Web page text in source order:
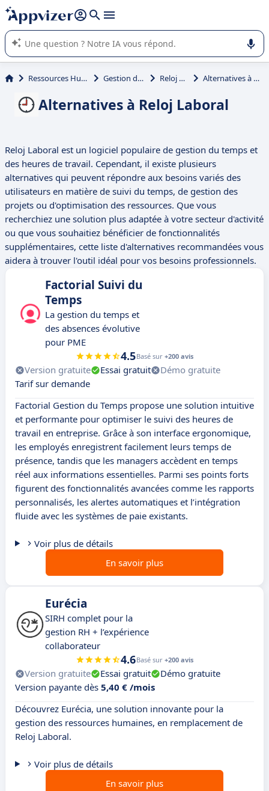
répondre (plusieurs lignes avec
L'IA de Appvizer vous guide dans l'utilisation ou la sélection de
logiciel SaaS en entreprise.
Ressources Humaines (RH) Gestion des temps Reloj Laboral Alternatives à Reloj Laboral
Alternatives à Reloj Laboral
Reloj Laboral est un logiciel populaire de gestion du temps et
des heures de travail. Cependant, il existe plusieurs
alternatives qui peuvent répondre aux besoins variés des
utilisateurs en matière de suivi du temps, de gestion des
projets ou d'optimisation des ressources. Que vous
recherchiez une solution plus adaptée à votre secteur d'activité
ou que vous souhaitiez bénéficier de fonctionnalités
supplémentaires, cette liste d'alternatives recommandées vous
aidera à trouver l'outil idéal pour vos besoins professionnels.
Factorial Suivi du
Temps
La gestion du temps et
des absences évolutive
pour PME
4.5Basé sur +200 avis
Version gratuite Essai gratuit
Démo gratuite
Tarif sur demande
Factorial Gestion du Temps propose une solution intuitive
et performante pour optimiser le suivi des heures de
travail en entreprise. Grâce à son interface ergonomique,
les employés enregistrent facilement leurs temps de
présence, tandis que les managers accèdent en temps
réel aux informations essentielles. Parmi ses points forts
figurent des fonctionnalités avancées comme les rapports
personnalisés, les alertes automatiques et l’intégration
fluide avec les systèmes de paie existants.
Voir plus de détails
En savoir plus
Eurécia
SIRH complet pour la
gestion RH + l’expérience
collaborateur
4.6Basé sur +200 avis
Version gratuite Essai gratuit
Démo gratuite
Version payante dès 5,40 € /mois
Découvrez Eurécia, une solution innovante pour la
gestion des ressources humaines, en remplacement de
Reloj Laboral.
Voir plus de détails
En savoir plus